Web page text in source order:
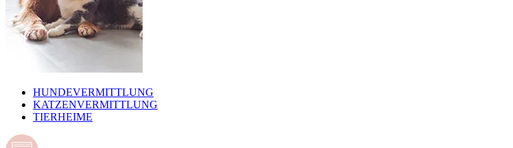
HUNDEVERMITTLUNG
KATZENVERMITTLUNG
TIERHEIME